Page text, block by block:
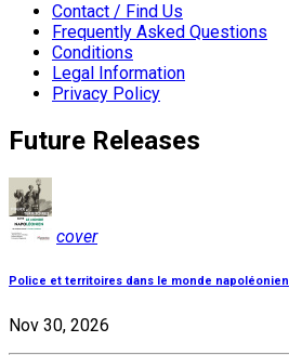
Contact / Find Us
Frequently Asked Questions
Conditions
Legal Information
Privacy Policy
Future Releases
cover
Police et territoires dans le monde napoléonien
Nov 30, 2026